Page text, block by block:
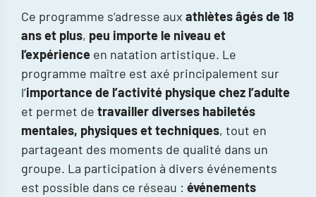
Ce programme s’adresse aux athlètes âgés de 18
ans et plus, peu importe le niveau et
l’expérience en natation artistique. Le
programme maître est axé principalement sur
l’importance de l’activité physique chez l’adulte
et permet de travailler diverses habiletés
mentales, physiques et techniques, tout en
partageant des moments de qualité dans un
groupe. La participation à divers événements
est possible dans ce réseau : événements